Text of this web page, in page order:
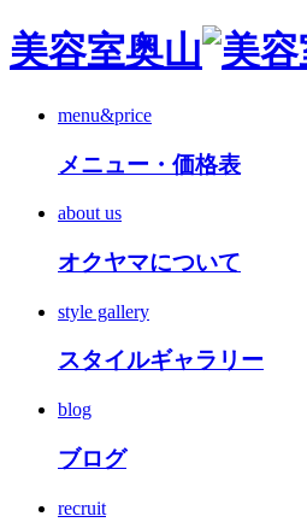
美容室奥山
menu&price
メニュー・価格表
about us
オクヤマについて
style gallery
スタイルギャラリー
blog
ブログ
recruit